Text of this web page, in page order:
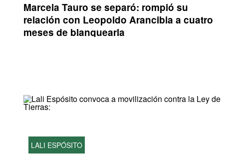
Marcela Tauro se separó: rompió su
relación con Leopoldo Arancibia a cuatro
meses de blanquearla
LALI ESPÓSITO